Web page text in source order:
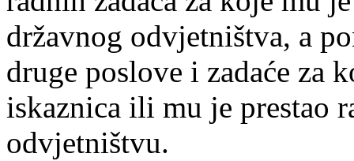
državnog odvjetništva, a
druge poslove i zadaće za
iskaznica ili mu je prestao
odvjetništvu.